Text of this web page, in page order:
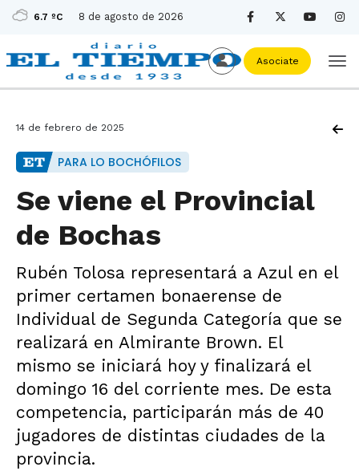
6.7 ºC 8 de agosto de 2026
Asociate
14 de febrero de 2025
PARA LO BOCHÓFILOS
Se viene el Provincial
de Bochas
Rubén Tolosa representará a Azul en el
primer certamen bonaerense de
Individual de Segunda Categoría que se
realizará en Almirante Brown. El
mismo se iniciará hoy y finalizará el
domingo 16 del corriente mes. De esta
competencia, participarán más de 40
jugadores de distintas ciudades de la
provincia.